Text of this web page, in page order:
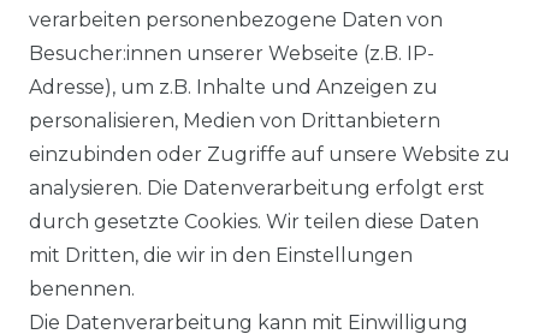
Casa Moda - Evening -
Festliches Bügelfreies Herren
Hemd, weiß und creme
(005535)
UVP 49,99 €
ab 48,99 € *
verarbeiten personenbezogene Daten von
Besucher:innen unserer Webseite (z.B. IP-
Adresse), um z.B. Inhalte und Anzeigen zu
personalisieren, Medien von Drittanbietern
einzubinden oder Zugriffe auf unsere Website zu
analysieren. Die Datenverarbeitung erfolgt erst
durch gesetzte Cookies. Wir teilen diese Daten
mit Dritten, die wir in den Einstellungen
benennen.
Die Datenverarbeitung kann mit Einwilligung